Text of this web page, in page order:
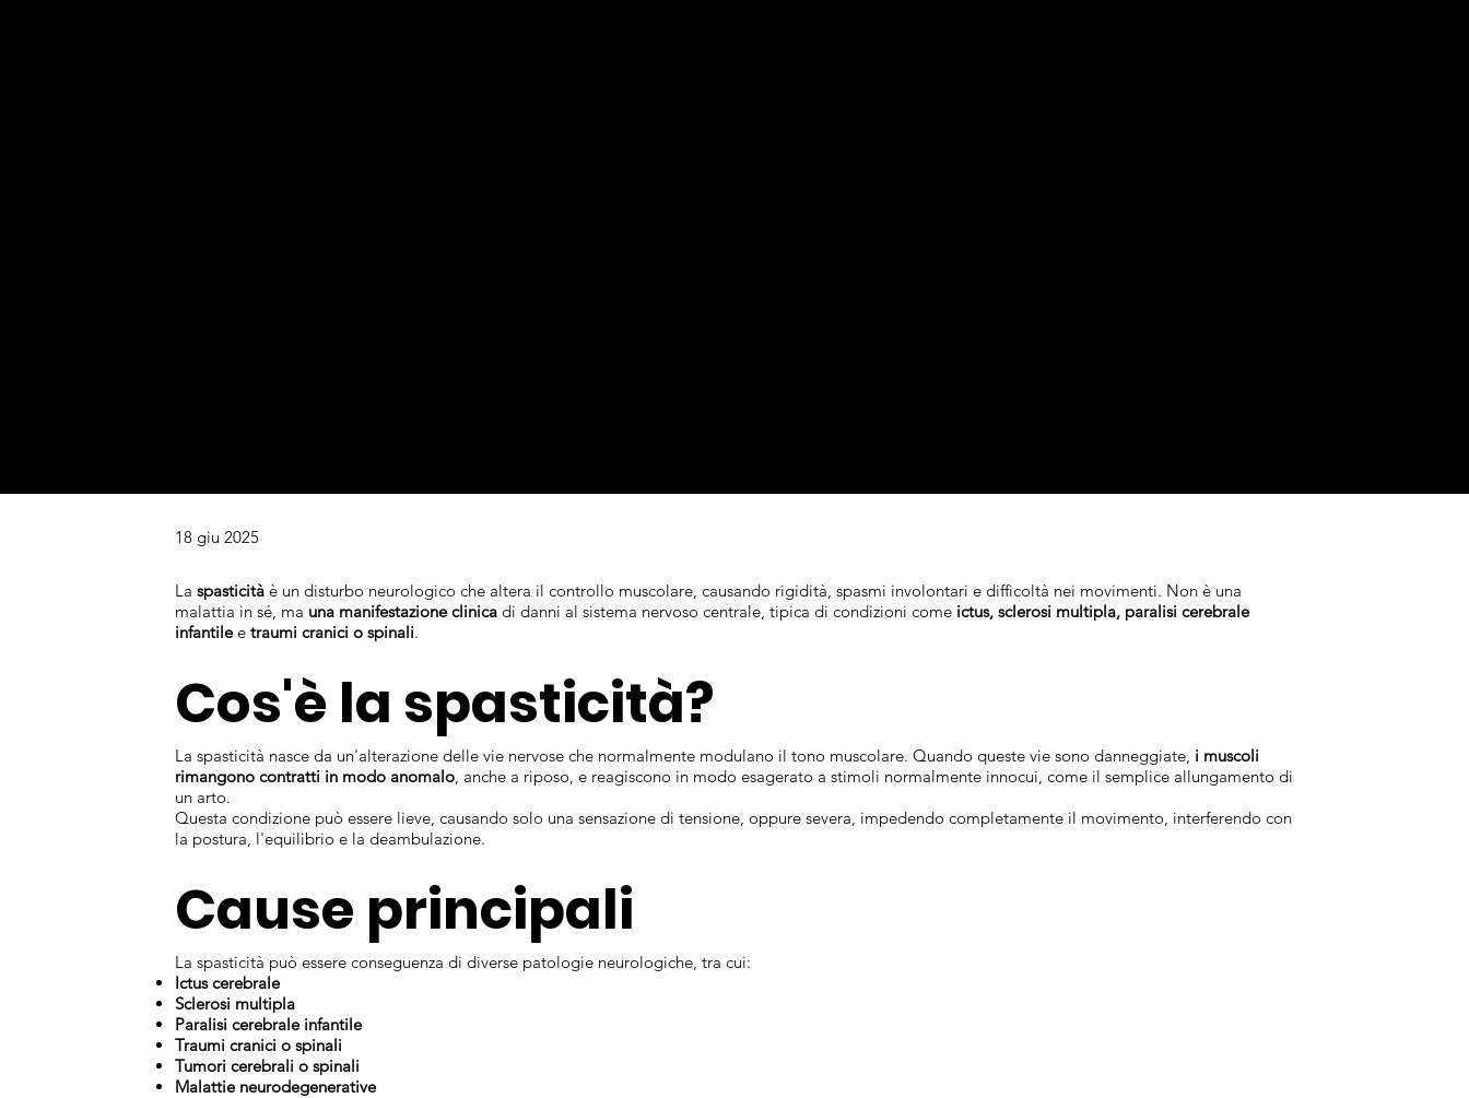
18 giu 2025
La spasticità è un disturbo neurologico che altera il controllo muscolare, causando rigidità, spasmi involontari e difficoltà nei movimenti. Non è una
malattia in sé, ma una manifestazione clinica di danni al sistema nervoso centrale, tipica di condizioni come ictus, sclerosi multipla, paralisi cerebrale
infantilee traumi cranici o spinali.
Cos'è la spasticità?
La spasticità nasce da un'alterazione delle vie nervose che normalmente modulano il tono muscolare. Quando queste vie sono danneggiate, i muscoli
rimangono contratti in modo anomalo, anche a riposo, e reagiscono in modo esagerato a stimoli normalmente innocui, come il semplice allungamento di
un arto.
Questa condizione può essere lieve, causando solo una sensazione di tensione, oppure severa, impedendo completamente il movimento, interferendo con
la postura, l'equilibrio e la deambulazione.
Cause principali
La spasticità può essere conseguenza di diverse patologie neurologiche, tra cui:
Ictus cerebrale
Sclerosi multipla
Paralisi cerebrale infantile
Traumi cranici o spinali
Tumori cerebrali o spinali
Malattie neurodegenerative